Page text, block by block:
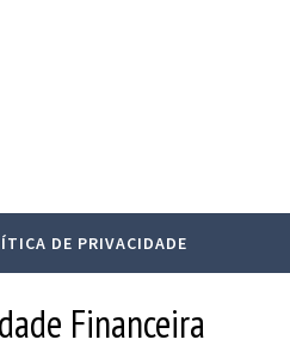
DE PRIVACIDADE
Financeira